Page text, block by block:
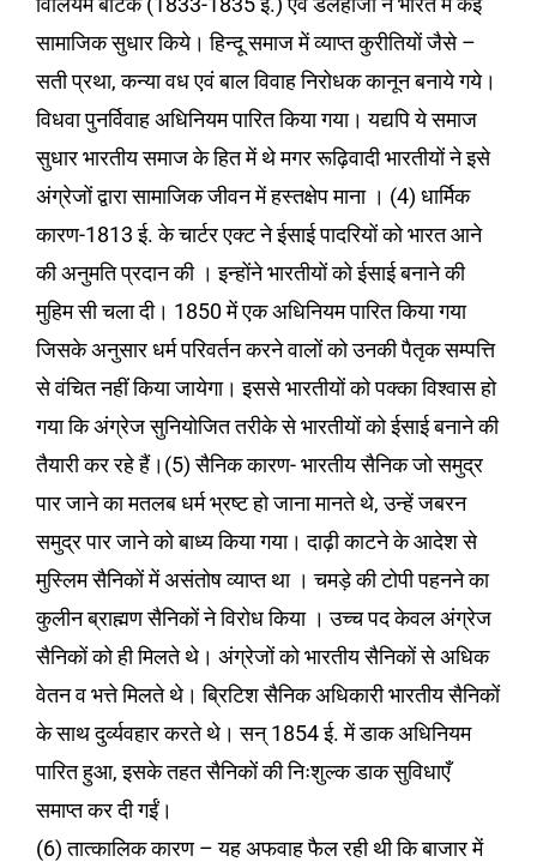
सामाजिक सुधार किये। हिन्दू समाज में व्याप्त कुरीतियों जैसे –
सती प्रथा, कन्या वध एवं बाल विवाह निरोधक कानून बनाये गये।
विधवा पुनर्विवाह अधिनियम पारित किया गया। यद्यपि ये समाज
सुधार भारतीय समाज के हित में थे मगर रूढ़िवादी भारतीयों ने इसे
अंग्रेजों द्वारा सामाजिक जीवन में हस्तक्षेप माना । (4) धार्मिक
कारण-1813 ई. के चार्टर एक्ट ने ईसाई पादरियों को भारत आने
की अनुमति प्रदान की । इन्होंने भारतीयों को ईसाई बनाने की
मुहिम सी चला दी। 1850 में एक अधिनियम पारित किया गया
जिसके अनुसार धर्म परिवर्तन करने वालों को उनकी पैतृक सम्पत्ति
से वंचित नहीं किया जायेगा। इससे भारतीयों को पक्का विश्वास हो
गया कि अंग्रेज सुनियोजित तरीके से भारतीयों को ईसाई बनाने की
तैयारी कर रहे हैं।(5) सैनिक कारण- भारतीय सैनिक जो समुद्र
पार जाने का मतलब धर्म भ्रष्ट हो जाना मानते थे, उन्हें जबरन
समुद्र पार जाने को बाध्य किया गया। दाढ़ी काटने के आदेश से
मुस्लिम सैनिकों में असंतोष व्याप्त था । चमड़े की टोपी पहनने का
कुलीन ब्राह्मण सैनिकों ने विरोध किया । उच्च पद केवल अंग्रेज
सैनिकों को ही मिलते थे। अंग्रेजों को भारतीय सैनिकों से अधिक
वेतन व भत्ते मिलते थे। ब्रिटिश सैनिक अधिकारी भारतीय सैनिकों
के साथ दुर्व्यवहार करते थे। सन् 1854 ई. में डाक अधिनियम
पारित हुआ, इसके तहत सैनिकों की निःशुल्क डाक सुविधाएँ
समाप्त कर दी गईं।
(6) तात्कालिक कारण – यह अफवाह फैल रही थी कि बाजार में